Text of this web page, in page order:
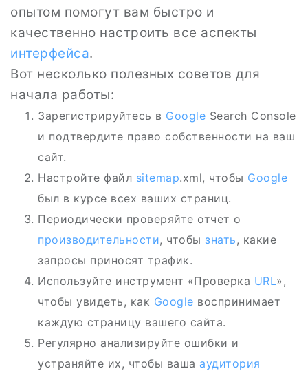
опытом помогут вам быстро и
качественно настроить все аспекты
интерфейса.
Вот несколько полезных советов для
начала работы:
Зарегистрируйтесь в Google Search Console
и подтвердите право собственности на ваш
сайт.
Настройте файл sitemap.xml, чтобы Google
был в курсе всех ваших страниц.
Периодически проверяйте отчет о
производительности, чтобы знать, какие
запросы приносят трафик.
Используйте инструмент «Проверка URL»,
чтобы увидеть, как Google воспринимает
каждую страницу вашего сайта.
Регулярно анализируйте ошибки и
устраняйте их, чтобы ваша аудитория